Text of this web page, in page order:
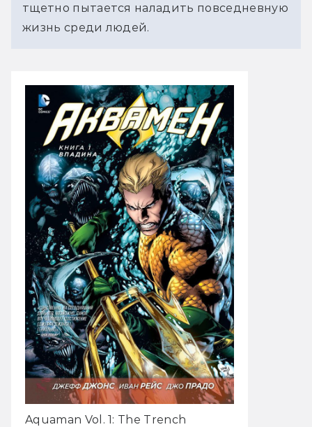
тщетно пытается наладить повседневную
жизнь среди людей.
Aquaman Vol. 1: The Trench